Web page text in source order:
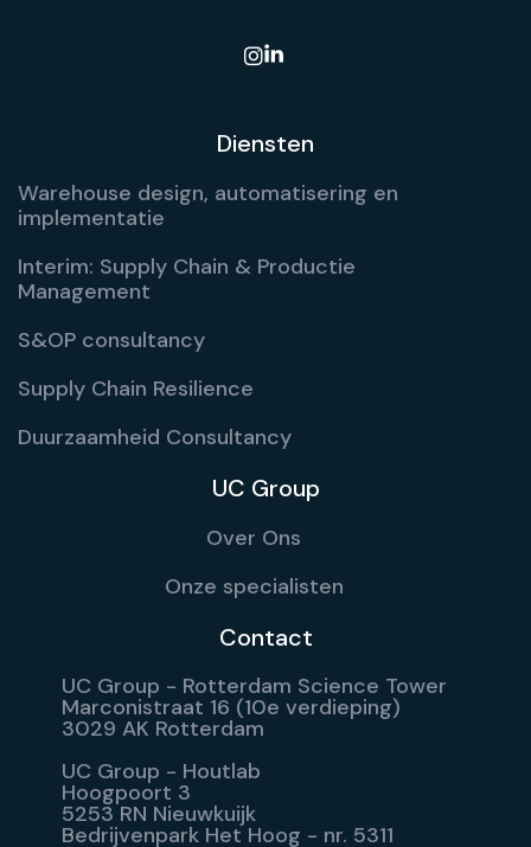

Diensten
Warehouse design, automatisering en
implementatie
Interim: Supply Chain & Productie
Management
S&OP consultancy
Supply Chain Resilience
Duurzaamheid Consultancy
UC Group
Over Ons
Onze specialisten
Contact
UC Group - Rotterdam Science Tower
Marconistraat 16 (10e verdieping)
3029 AK Rotterdam
UC Group - Houtlab
Hoogpoort 3
5253 RN Nieuwkuijk
Bedrijvenpark Het Hoog - nr. 5311